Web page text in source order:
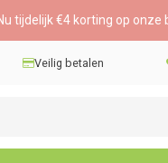
tijdelijk €4 korting op onze
Veilig betalen